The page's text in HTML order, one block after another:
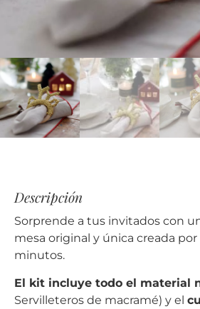
Descripción
Sorprende a tus invitados con
mesa original y única creada
minutos.
El kit incluye todo el material
Servilleteros de macramé) y el